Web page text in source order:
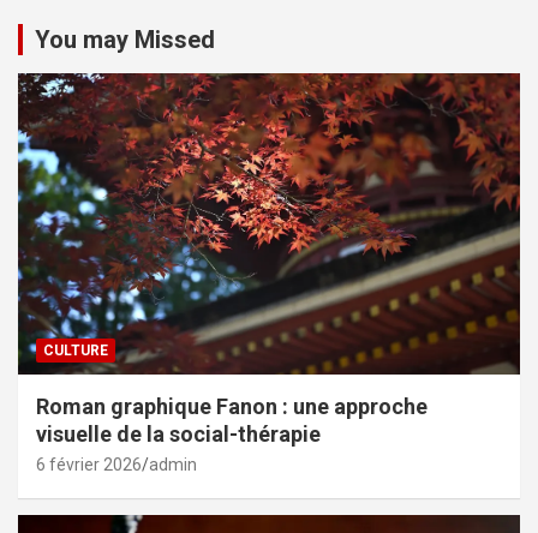
You may Missed
CULTURE
Roman graphique Fanon : une approche
visuelle de la social-thérapie
6 février 2026 admin